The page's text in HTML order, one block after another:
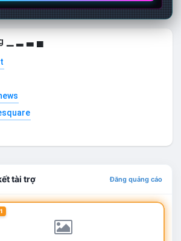
▁ ▂ ▃ ▄
tài trợ Đăng quảng cáo